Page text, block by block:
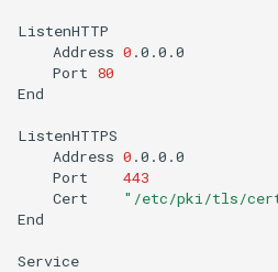
Address 0
Port 80
End
Address 0
Port
443
Cert
"/etc/pki/tls/
End